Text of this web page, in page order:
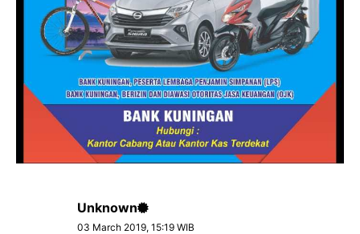
Unknown
03 March 2019, 15:19 WIB